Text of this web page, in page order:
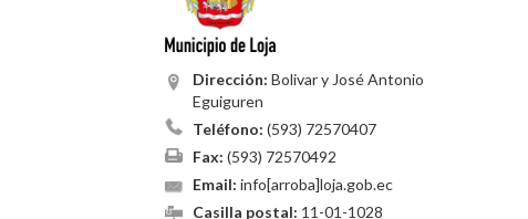
Dirección: Bolivar y José Antonio
Eguiguren
Teléfono: (593) 72570407
Fax: (593) 72570492
Email: info[arroba]loja.gob.ec
Casilla postal: 11-01-1028